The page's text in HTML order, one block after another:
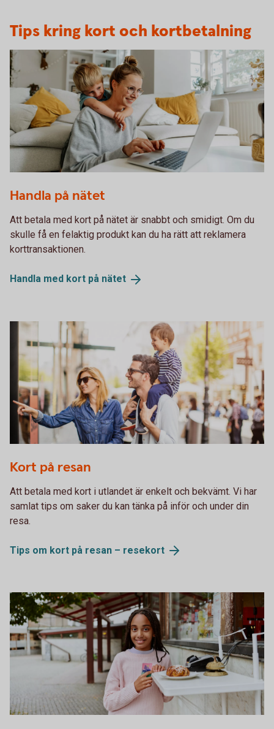
Tips kring kort och kortbetalning
Handla på nätet
Att betala med kort på nätet är snabbt och smidigt. Om du
skulle få en felaktig produkt kan du ha rätt att reklamera
korttransaktionen.
Handla med kort på nätet
Kort på resan
Att betala med kort i utlandet är enkelt och bekvämt. Vi har
samlat tips om saker du kan tänka på inför och under din
resa.
Tips om kort på resan – resekort